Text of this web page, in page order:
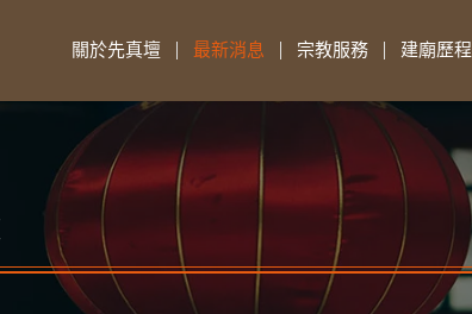
關於先真壇 最新消息 宗教服務 建廟歷程